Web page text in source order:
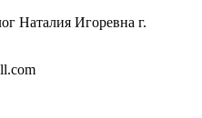
Наталия Игоревна г.